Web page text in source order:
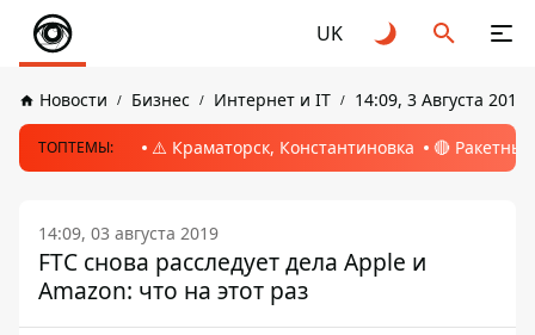
UK
Новости Бизнес Интернет и IT 14:09, 3 Августа 2019
ТОПТЕМЫ: ⚠️ Краматорск, Константиновка 🔴
14:09, 03 августа 2019
FTC снова расследует дела Apple и
Amazon: что на этот раз